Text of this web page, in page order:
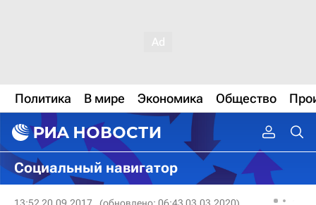
Политика В мире Экономика Общество
Социальный навигатор